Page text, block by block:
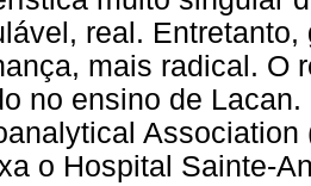
real.
mais radical. O
no ensino de
o Hospital Sainte-